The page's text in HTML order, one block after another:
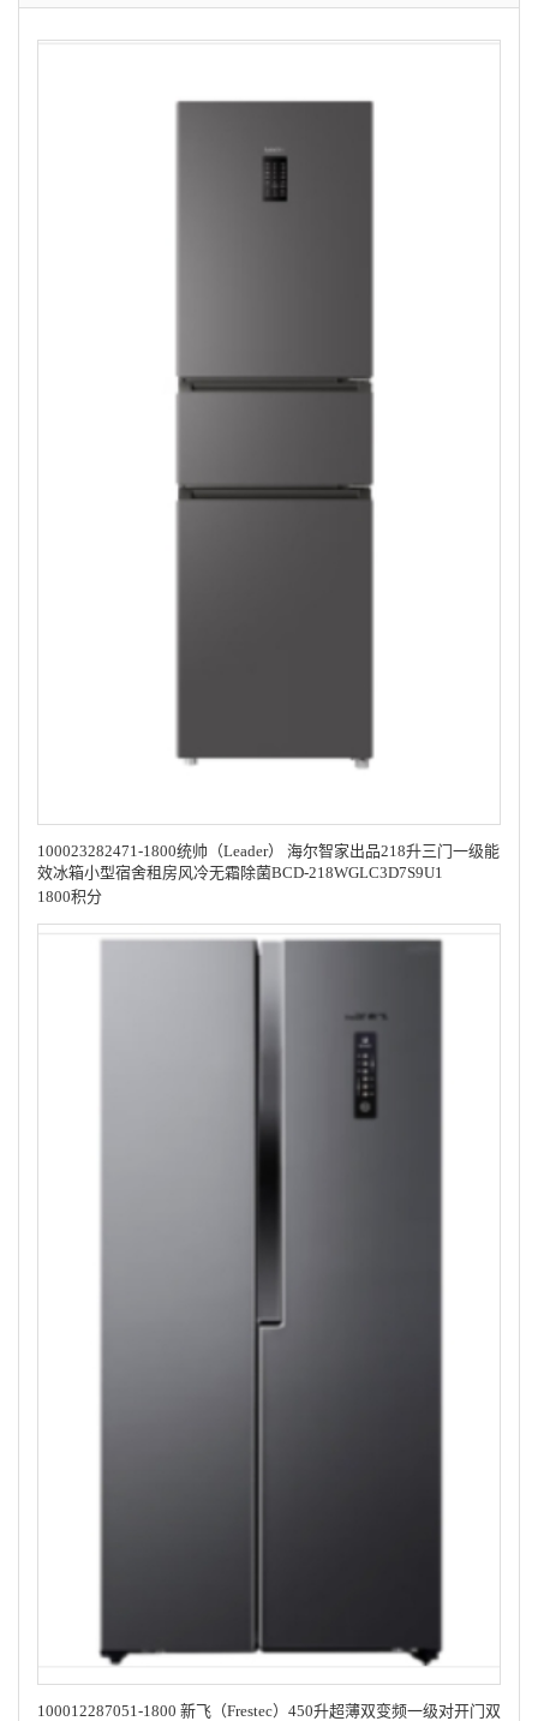
100023282471-1800统帅（Leader） 海尔智家出品218升三门一级能
效冰箱小型宿舍租房风冷无霜除菌BCD-218WGLC3D7S9U1
1800积分
100012287051-1800 新飞（Frestec）450升超薄双变频一级对开门双